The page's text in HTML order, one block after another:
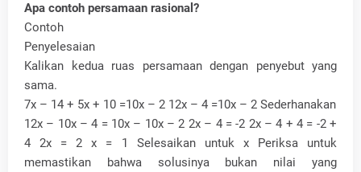
Apa contoh persamaan rasional?
Contoh
Penyelesaian
Kalikan kedua ruas persamaan dengan penyebut yang
sama.
7x – 14 + 5x + 10 =10x – 2 12x – 4 =10x – 2 Sederhanakan
12x – 10x – 4 = 10x – 10x – 2 2x – 4 = -2 2x – 4 + 4 = -2 +
4 2x = 2 x = 1 Selesaikan untuk x Periksa untuk
memastikan bahwa solusinya bukan nilai yang